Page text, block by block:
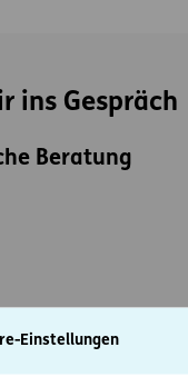
Einstellungen
ins Gespräch
Beratung